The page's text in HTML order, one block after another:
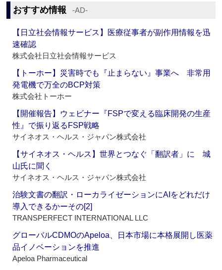
おすすめ情報 ‐AD‐
【日立社会情報サービス】医療従事者が副作用情報を迅
速確認
株式会社日立社会情報サービス
【トーホー】災害時でも『止まらない』事業へ 非常用
発電機で万全のBCP対策
株式会社トーホー
【開催報告】ウェビナー『FSPで変える臨床開発の生産
性』で振り返るFSP戦略
サイネオス・ヘルス・ジャパン株式会社
【サイネオス・ヘルス】世界とつなぐ「翻訳者」に 城
山氏に聞く
サイネオス・ヘルス・ジャパン株式会社
治験文書の翻訳・ローカライゼーションにAIをどれだけ
導入できるかーその[2]
TRANSPERFECT INTERNATIONAL LLC
グローバルCDMOのApeloa、日本市場に本格展開し医薬
品イノベーションを推進
Apeloa Pharmaceutical